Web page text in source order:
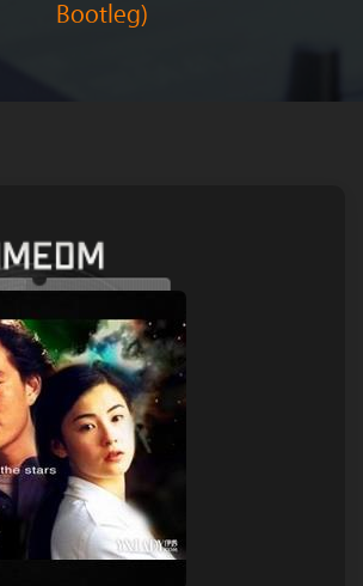
Bootleg)